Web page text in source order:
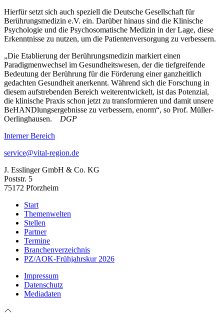
Hierfür setzt sich auch speziell die Deutsche Gesellschaft für
Berührungsmedizin e.V. ein. Darüber hinaus sind die Klinische
Psychologie und die Psychosomatische Medizin in der Lage, diese
Erkenntnisse zu nutzen, um die Patientenversorgung zu verbessern.
„Die Etablierung der Berührungsmedizin markiert einen
Paradigmenwechsel im Gesundheitswesen, der die tiefgreifende
Bedeutung der Berührung für die Förderung einer ganzheitlich
gedachten Gesundheit anerkennt. Während sich die Forschung in
diesem aufstrebenden Bereich weiterentwickelt, ist das Potenzial,
die klinische Praxis schon jetzt zu transformieren und damit unsere
BeHANDlungsergebnisse zu verbessern, enorm“, so Prof. Müller-
Oerlinghausen. DGP
Interner Bereich
service@vital-region.de
J. Esslinger GmbH & Co. KG
Poststr. 5
75172 Pforzheim
Start
Themenwelten
Stellen
Partner
Termine
Branchenverzeichnis
PZ/AOK-Frühjahrskur 2026
Impressum
Datenschutz
Mediadaten